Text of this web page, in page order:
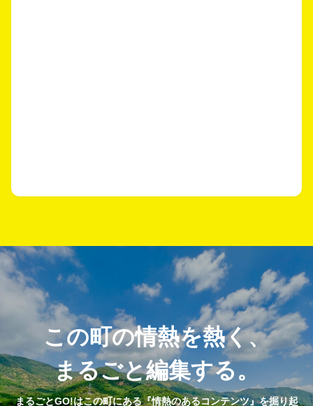
この町の情熱を熱く、
まるごと編集する。
まるごとGO!はこの町にある『情熱のあるコンテンツ』を掘り起